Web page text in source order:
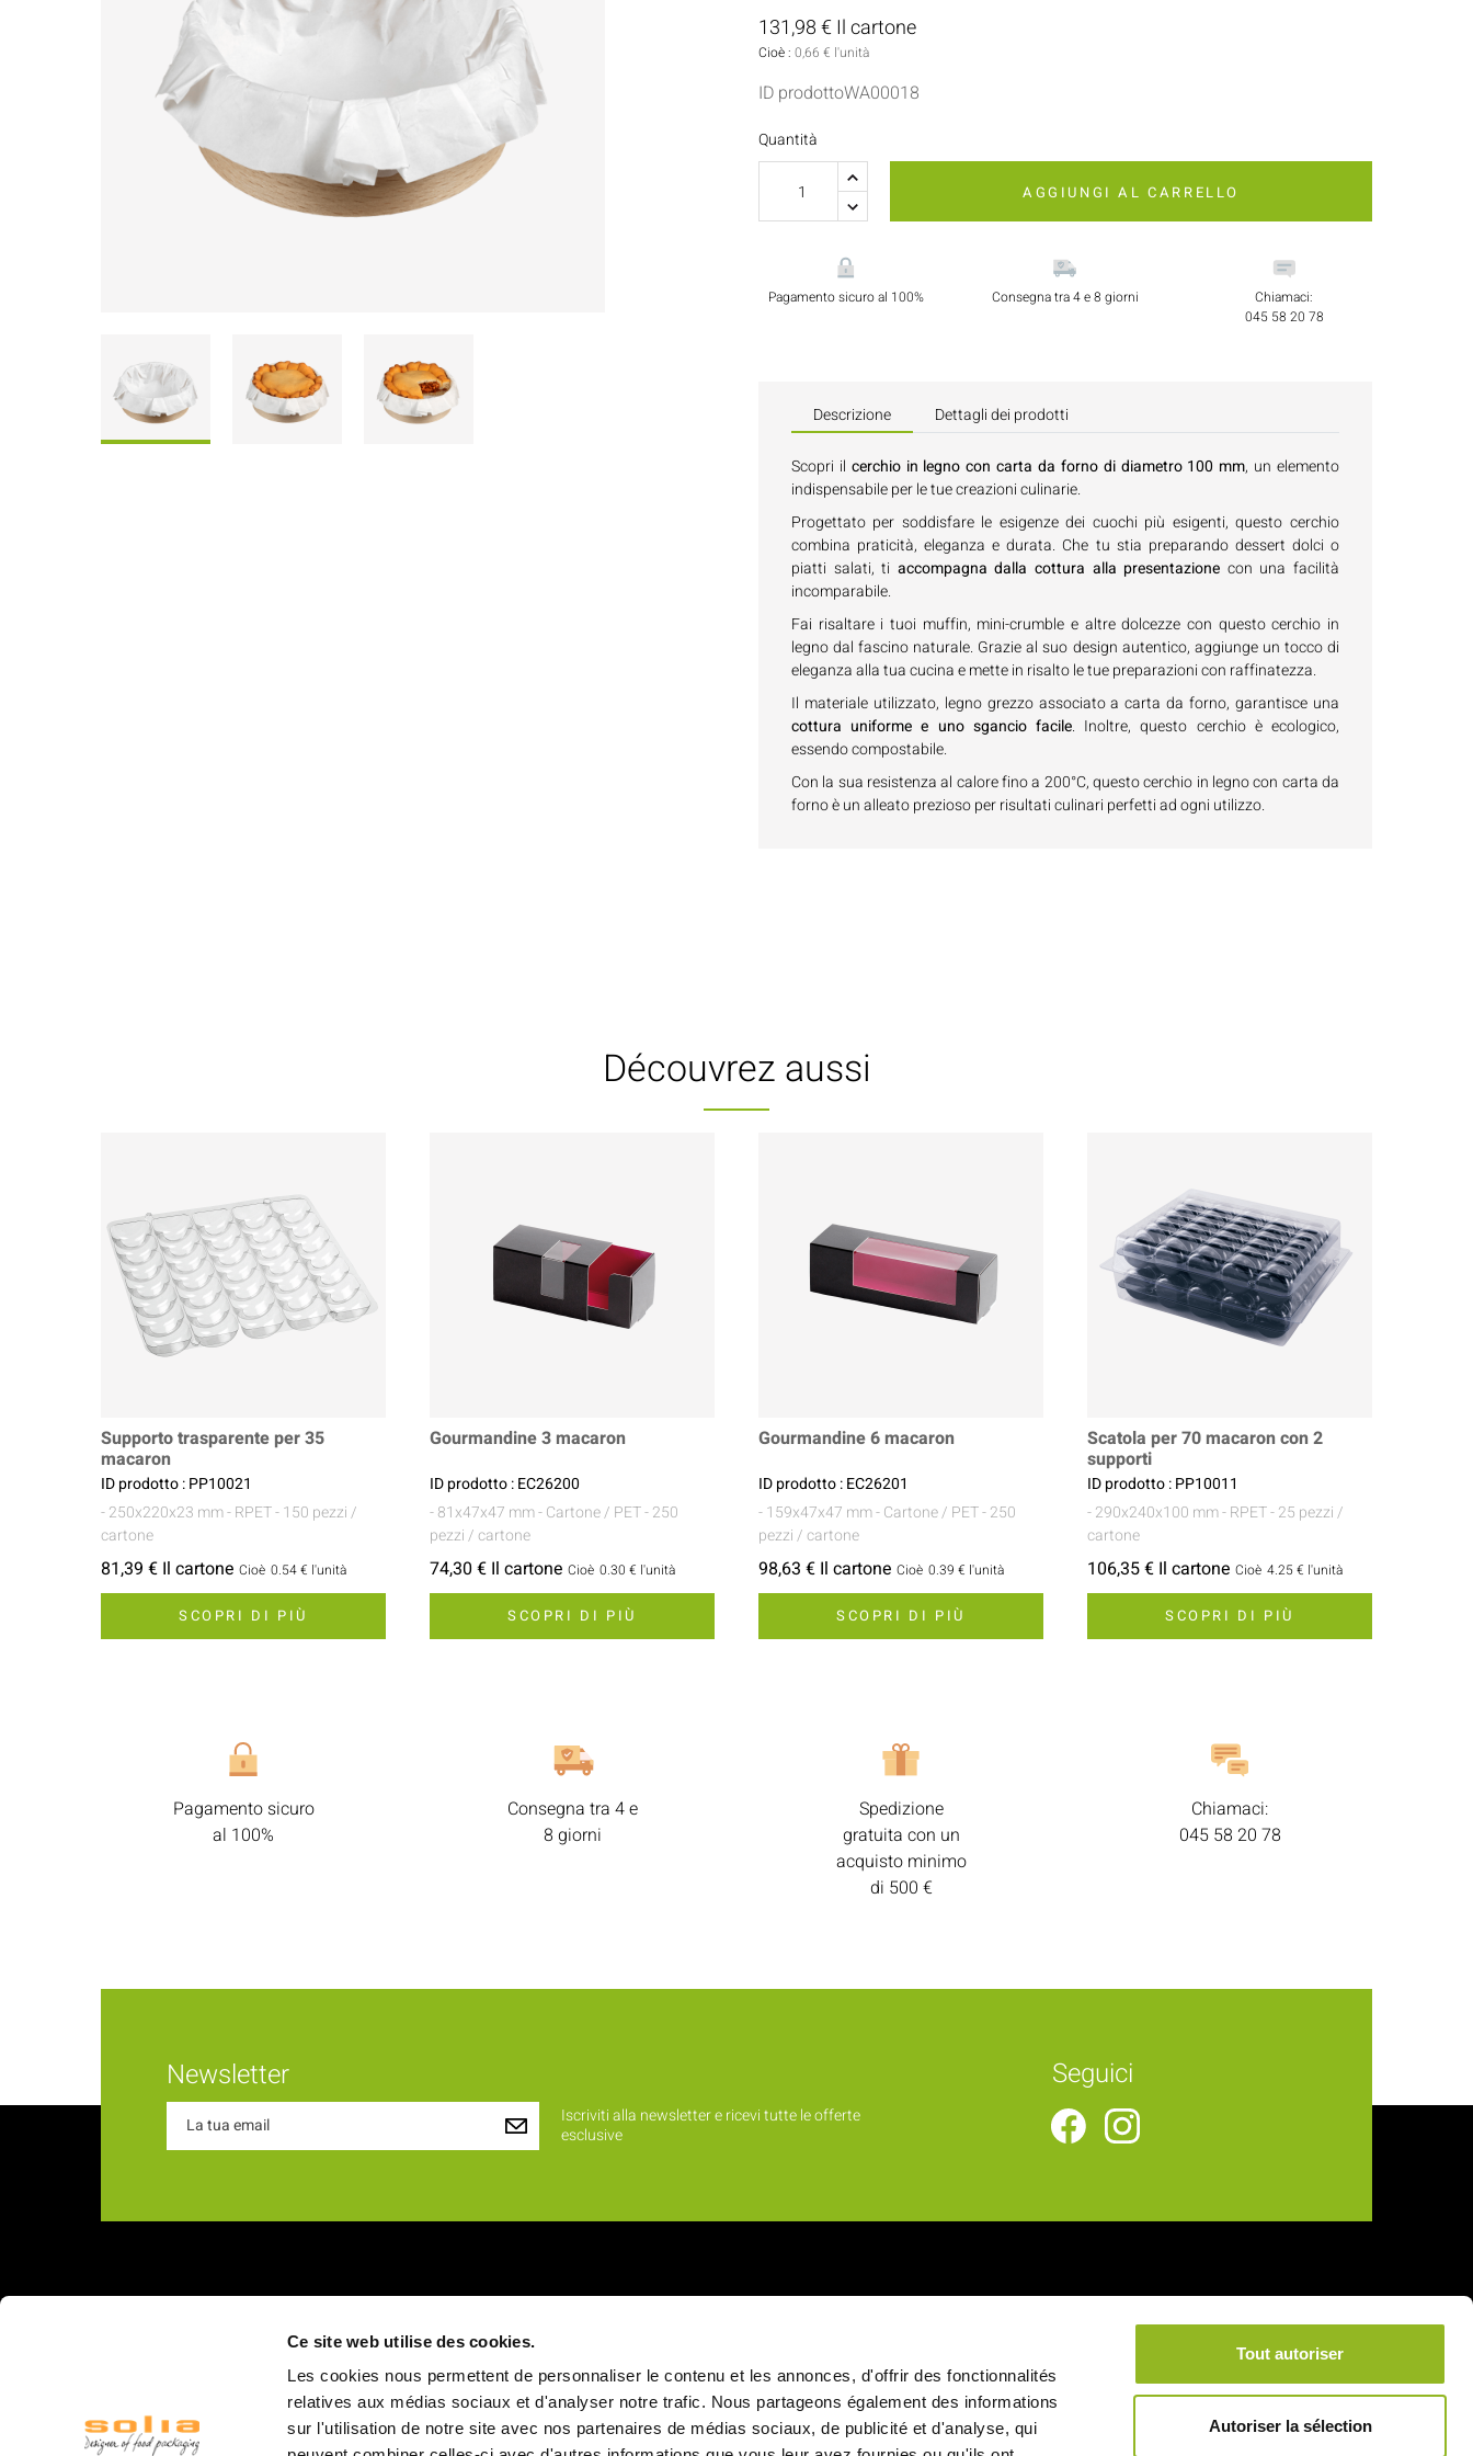
Ce site web utilise des cookies.
Les cookies nous permettent de personnaliser le contenu et les annonces, d'offrir des fonctionnalités
relatives aux médias sociaux et d'analyser notre trafic. Nous partageons également des informations
sur l'utilisation de notre site avec nos partenaires de médias sociaux, de publicité et d'analyse, qui
Tout autoriser
Autoriser la sélection
Scatole Da Condividere
Tovaglioli
Flaconi E Bottiglie
131,98 € Il cartone
Cioè : 0,66 € l'unità
ID prodottoWA00018
Quantità
AGGIUNGI AL CARRELLO
Pagamento sicuro al 100% Consegna tra 4 e 8 giorni
Chiamaci:
045 58 20 78
Descrizione Dettagli dei prodotti
Scopri il cerchio in legno con carta da forno di diametro 100 mm, un elemento
indispensabile per le tue creazioni culinarie.
Progettato per soddisfare le esigenze dei cuochi più esigenti, questo cerchio
combina praticità, eleganza e durata. Che tu stia preparando dessert dolci o
piatti salati, ti accompagna dalla cottura alla presentazione con una facilità
incomparabile.
Fai risaltare i tuoi muffin, mini-crumble e altre dolcezze con questo cerchio in
legno dal fascino naturale. Grazie al suo design autentico, aggiunge un tocco di
eleganza alla tua cucina e mette in risalto le tue preparazioni con raffinatezza.
Il materiale utilizzato, legno grezzo associato a carta da forno, garantisce una
cottura uniforme e uno sgancio facile. Inoltre, questo cerchio è ecologico,
essendo compostabile.
Con la sua resistenza al calore fino a 200°C, questo cerchio in legno con carta da
forno è un alleato prezioso per risultati culinari perfetti ad ogni utilizzo.
Découvrez aussi
Supporto trasparente per 35
macaron
ID prodotto : PP10021
- 250x220x23 mm- RPET- 150 pezzi /
cartone
81,39 € Il cartone Cioè 0.54 € l'unità
SCOPRI DI PIÙ
Gourmandine 3 macaron
ID prodotto : EC26200
- 81x47x47 mm- Cartone / PET- 250
pezzi / cartone
74,30 € Il cartone Cioè 0.30 € l'unità
SCOPRI DI PIÙ
Gourmandine 6 macaron
ID prodotto : EC26201
- 159x47x47 mm- Cartone / PET- 250
pezzi / cartone
98,63 € Il cartone Cioè 0.39 € l'unità
SCOPRI DI PIÙ
Scatola per 70 macaron con 2
supporti
ID prodotto : PP10011
- 290x240x100 mm- RPET- 25 pezzi /
cartone
106,35 € Il cartone Cioè 4.25 € l'unità
SCOPRI DI PIÙ
Pagamento sicuro
al 100%
Consegna tra 4 e
8 giorni
Spedizione
gratuita con un
acquisto minimo
di 500 €
Chiamaci:
045 58 20 78
Newsletter
Iscriviti alla newsletter e ricevi tutte le offerte
esclusive
Seguici
La nostra identità
I nostri valori
Struttura
Novità
Rinfreschi e buffet
Vassoi pasto
Collegamenti utili
Note legali
Condizioni generali di vendita